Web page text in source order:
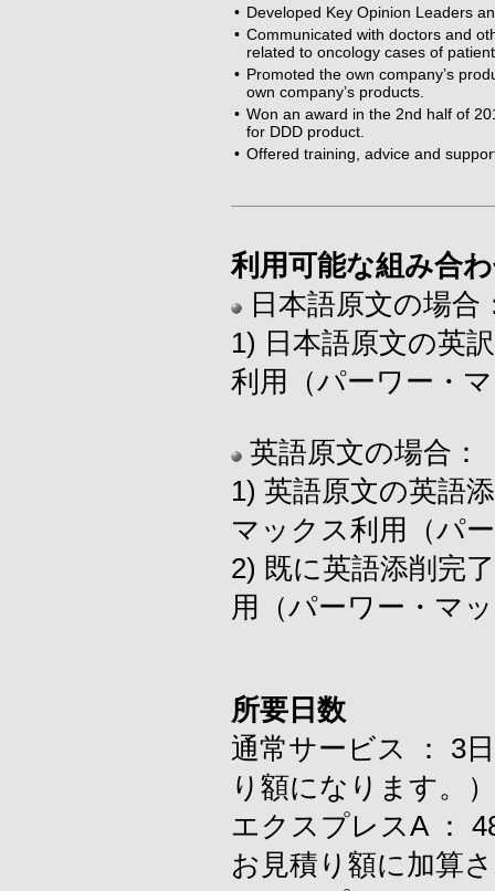
• Developed Key Opinion Leaders
• Communicated with doctors and
related to oncology cases of
• Promoted the own company’s
own company’s products.
• Won an award in the 2nd half of
for DDD product.
• Offered training, advice and
利用可能な組み合
日本語原文の場合
1) 日本語原文の英
利用（パーワー・
英語原文の場合：
1) 英語原文の英
マックス利用（パ
2) 既に英語添削完
用（パーワー・マ
所要日数
通常サービス ： 3
り額になります。）
エクスプレスA ：
お見積り額に加算